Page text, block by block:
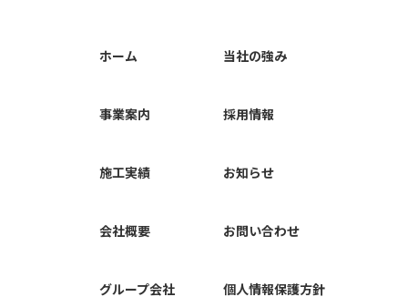
ホーム
事業案内
施工実績
会社概要
グループ会社
当社の強み
採用情報
お知らせ
お問い合わせ
個人情報保護方針